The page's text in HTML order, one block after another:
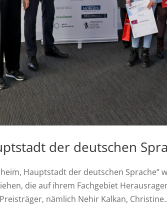
der deutschen
Hauptstadt der deutschen Sprache“
die auf ihrem Fachgebiet
nämlich Nehir Kalkan,